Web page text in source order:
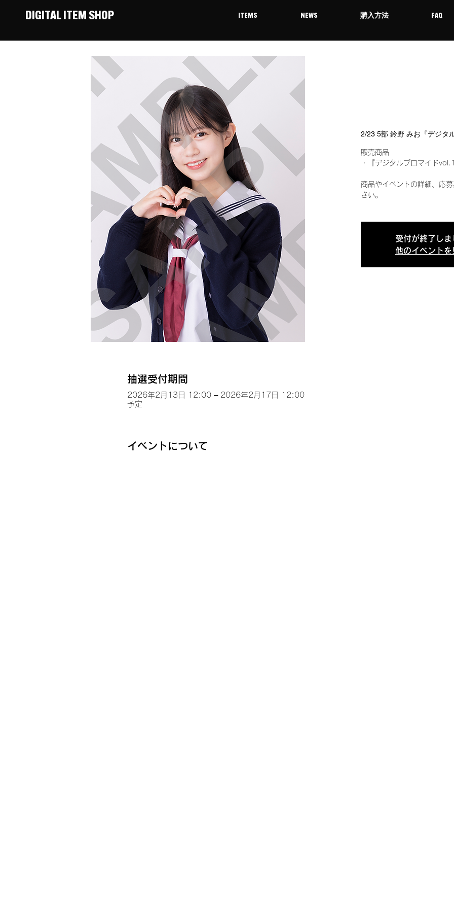
DIGITAL ITEM SHOP ITEMS NEWS 購入方法 FAQ
2/23 5部 鈴野 みお『デジタ
販売商品
・『デジタルブロマイド
商品やイベントの詳細、応
さい。
受付が終了しま
他のイベントを
抽選受付期間
2026年2月13日 12:00 – 2026年2月17日 12:00
予定
イベントについて